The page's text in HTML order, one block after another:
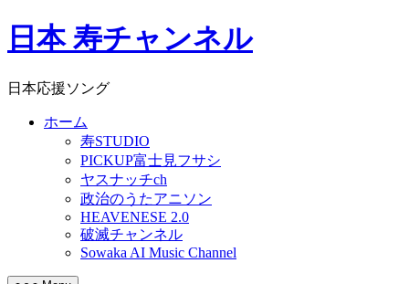
Skip
to日本 寿チャンネル
日本応援ソング
ホーム
寿STUDIO
PICKUP富士見フサシ
ヤスナッチch
政治のうたアニソン
HEAVENESE 2.0
破滅チャンネル
Sowaka AI Music Channel